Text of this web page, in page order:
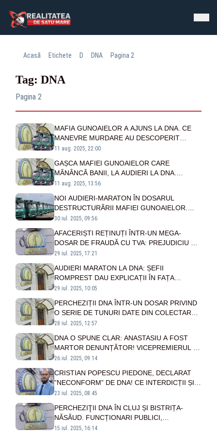
Acasă Etichete D DNA Pagina 2
Tag: DNA
Pagina 2
MAFIA GUNOAIELOR A AJUNS LA DNA. CE
MANEVRE MURDARE AU DESCOPERIT
PROCURORII ANTICORUPȚIE
11 aug. 2025, 22:00
GAȘCA MAFIEI GUNOAIELOR CARE
MĂNÂNCĂ BANII, LA AUDIERI LA DNA.
”CARACATIȚA” ROMPREST NU ÎȘI IA MÂINILE
11 aug. 2025, 13:56
NOI AUDIERI-MARATON ÎN DOSARUL
DESTRUCTURĂRII MAFIEI GUNOAIELOR.
SURSE: ANGAJAȚII COMPANIEI DE STAT
30 iul. 2025, 09:56
AFACERIȘTI REȚINUȚI ÎNTR-UN MEGA-
DOSAR DE FRAUDĂ CU TVA: PREJUDICIU DE
46 DE MILIOANE DE LEI, SCHEME CU FIRME
MILIOANE
29 iul. 2025, 17:21
AUDIERI MARATON LA DNA: ȘEFII
ROMPREST DAU EXPLICAȚII ÎN FAȚA
PROCURORILOR ANTICORUPȚIE!
GUNOAIELOR
29 iul. 2025, 10:05
PERCHEZIȚII DNA ÎNTR-UN DOSAR PRIVIND
O SERIE DE TUNURI DATE DIN COLECTAREA
TVA! PREJUDICIUL SE RIDICĂ LA 9 MILIOANE
28 iul. 2025, 12:57
DNA O SPUNE CLAR: ANASTASIU A FOST
MARTOR DENUNȚĂTOR! VICEPREMIERUL ȘI
GUVERNUL ROMÂNIEI, CONTRAZIȘI DE
26 iul. 2025, 09:14
CRISTIAN POPESCU PIEDONE, DECLARAT
”NECONFORM” DE DNA! CE INTERDICȚII ȘI
OBLIGAȚII ARE FOSTUL ȘEL AL ANPC ÎN
23 iul. 2025, 08:45
PERCHEZIŢII DNA ÎN CLUJ ȘI BISTRIȚA-
NĂSĂUD. FUNCȚIONARI PUBLICI,
SUSPECTAȚI DE CORUPȚIE
15 iul. 2025, 16:14